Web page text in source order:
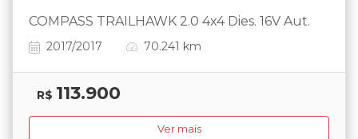
COMPASS TRAILHAWK 2.0 4x4 Dies. 16V Aut.
2017/2017 70.241 km
R$ 113.900
Ver mais